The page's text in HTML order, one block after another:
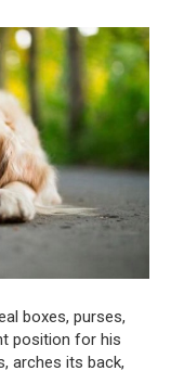
boxes, purses,
position for his
arches its back,